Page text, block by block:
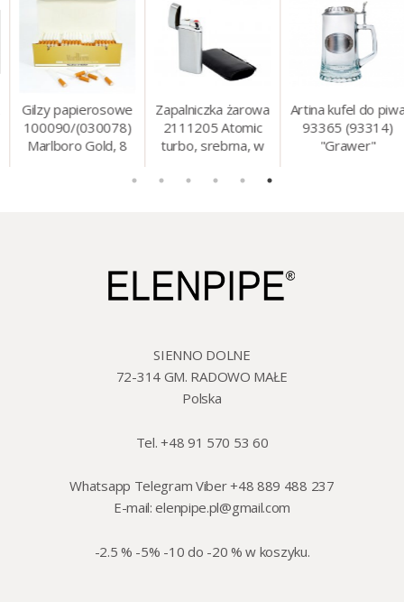
Gilzy papierosowe
100090/(030078)
Marlboro Gold, 8
Zapalniczka żarowa
2111205 Atomic
turbo, srebrna, w
Artina kufel do piwa
93365 (93314)
"Grawer"
SIENNO DOLNE
72-314 GM. RADOWO MAŁE
Polska
Tel. +48 91 570 53 60
Whatsapp Telegram Viber +48 889 488 237
E-mail:elenpipe.pl@gmail.com
-2.5 % -5% -10 do -20 % w koszyku.